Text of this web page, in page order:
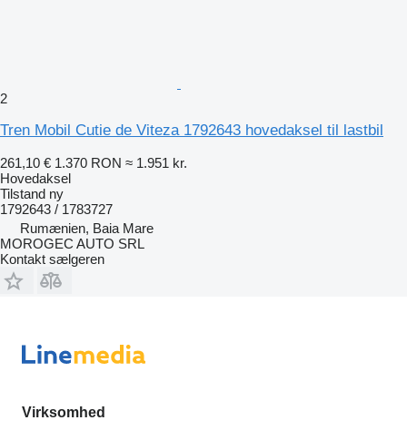
2
Tren Mobil Cutie de Viteza 1792643 hovedaksel til lastbil
261,10 € 1.370 RON ≈ 1.951 kr.
Hovedaksel
Tilstand ny
1792643 / 1783727
Rumænien, Baia Mare
MOROGEC AUTO SRL
Kontakt sælgeren
Virksomhed